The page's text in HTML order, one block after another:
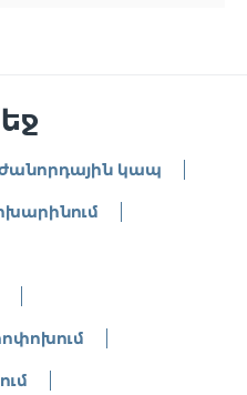
կապ